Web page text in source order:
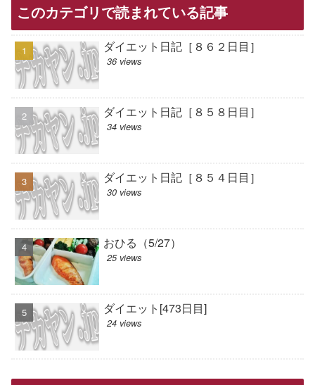
このカテゴリで読まれている記事
ダイエット日記［８６２日目］
36 views
ダイエット日記［８５８日目］
34 views
ダイエット日記［８５４日目］
30 views
おひる（5/27）
25 views
ダイエット[473日目]
24 views